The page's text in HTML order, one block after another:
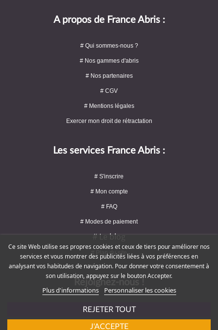
A propos de France Abris :
# Qui sommes-nous ?
# Nos gammes d'abris
# Nos partenaires
# CGV
# Mentions légales
Exercer mon droit de rétractation
Les services France Abris :
# S'inscrire
# Mon compte
# FAQ
# Modes de paiement
# Le blog
# Plan du site
Rejoignez-nous !
# Service client : 09 72 16 47 82
Ce site Web utilise ses propres cookies et ceux de tiers pour améliorer nos
services et vous montrer des publicités liées à vos préférences en
analysant vos habitudes de navigation. Pour donner votre consentement à
son utilisation, appuyez sur le bouton Accepter.
Plus d'informations Personnaliser les cookies
REJETER TOUT
J'ACCEPTE